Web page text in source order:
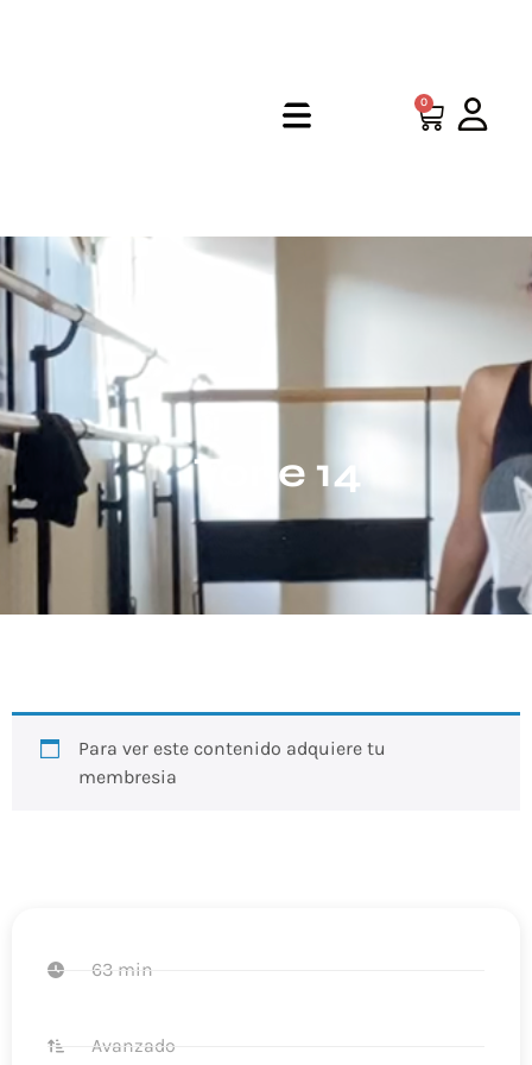
0
Tone 14
Para ver este contenido adquiere tu
membresia
63 min
Avanzado